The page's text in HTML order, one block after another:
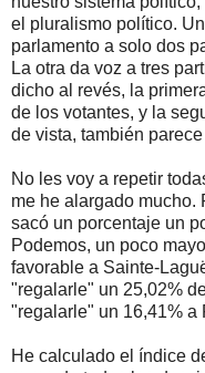
el pluralismo político.
parlamento a solo dos
La otra da voz a tres
dicho al revés, la
de los votantes, y la
de vista, también
No les voy a repetir
me he alargado mucho.
sacó un porcentaje un
Podemos, un poco
favorable a Sainte-
"regalarle" un 25,02%
"regalarle" un 16,41% a
He calculado el índice